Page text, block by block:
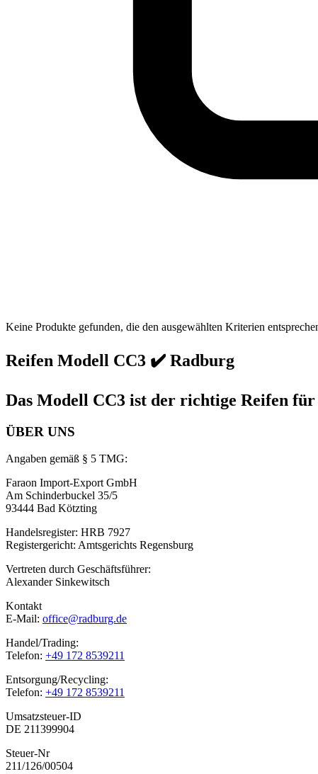
Keine Produkte gefunden, die den ausgewählten Kriterien
Reifen Modell CC3 ✔️ Radburg
Das Modell CC3 ist der richtige Reifen
ÜBER UNS
Angaben gemäß § 5 TMG:
Faraon Import-Export GmbH
Am Schinderbuckel 35/5
93444 Bad Kötzting
Handelsregister: HRB 7927
Registergericht: Amtsgerichts Regensburg
Vertreten durch Geschäftsführer:
Alexander Sinkewitsch
Kontakt
E-Mail: office@radburg.de
Handel/Trading:
Telefon: +49 172 8539211
Entsorgung/Recycling:
Telefon: +49 172 8539211
Umsatzsteuer-ID
DE 211399904
Steuer-Nr
211/126/00504